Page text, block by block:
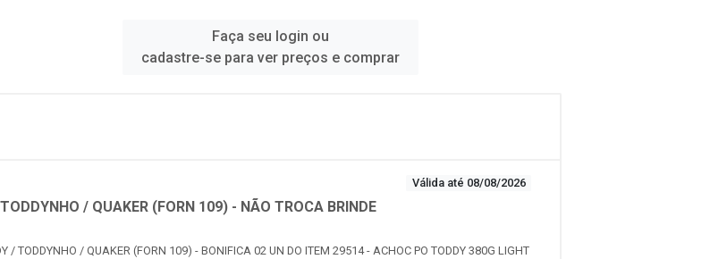
Faça seu login ou
cadastre-se para ver preços e comprar
Válida até 08/08/2026
/ QUAKER (FORN 109) - NÃO TROCA BRINDE
/ TODDYNHO / QUAKER (FORN 109) - BONIFICA 02 UN DO ITEM 29514 - ACHOC PO TODDY 380G LIGHT